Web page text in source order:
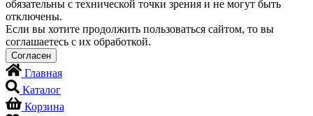
обязательны с технической точки зрения и не могут быть
отключены.
Если вы хотите продолжить пользоваться сайтом, то вы
соглашаетесь с их обработкой.
Главная
Каталог
Корзина